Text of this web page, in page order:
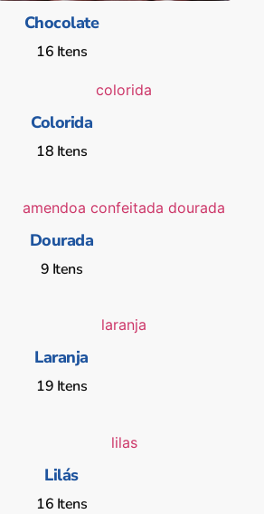
Chocolate
16 Itens
Colorida
18 Itens
Dourada
9 Itens
Laranja
19 Itens
Lilás
16 Itens